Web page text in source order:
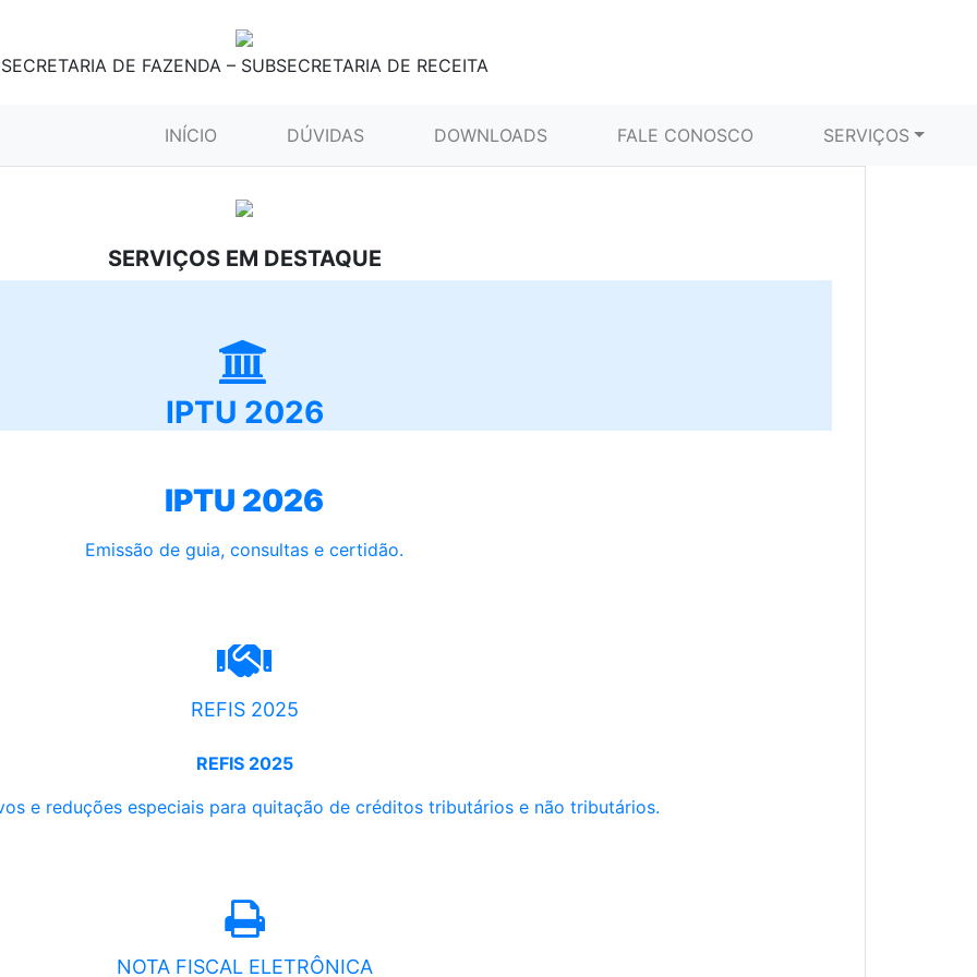
SECRETARIA DE FAZENDA – SUBSECRETARIA DE RECEITA
INÍCIO (CURRENT)DÚVIDAS DOWNLOADS FALE CONOSCO SERVIÇOS
SERVIÇOS EM DESTAQUE
IPTU 2026
IPTU 2026
Emissão de guia, consultas e certidão.
REFIS 2025
REFIS 2025
e reduções especiais para quitação de créditos tributários e não tributários.
NOTA FISCAL ELETRÔNICA